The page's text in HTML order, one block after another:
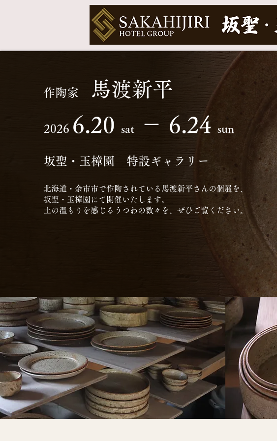
作陶家 馬渡新平
2026 6.20 sat － 6.24 sun
坂聖・玉樟園 特設ギャラリー
北海道・余市市で作陶されている馬渡新平さんの個展を、
坂聖・玉樟園にて開催いたします。
​土の温もりを感じるうつわの数々を、ぜひご覧ください。